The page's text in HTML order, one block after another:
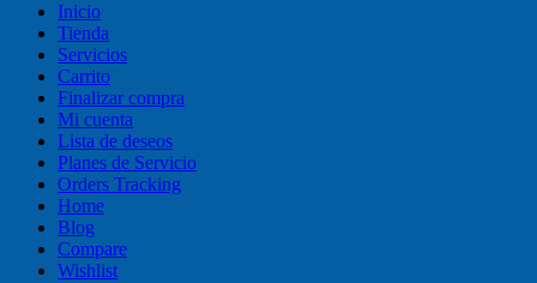
Inicio
Tienda
Servicios
Carrito
Finalizar compra
Mi cuenta
Lista de deseos
Planes de Servicio
Orders Tracking
Home
Blog
Compare
Wishlist